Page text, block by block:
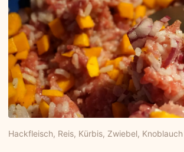
Hackfleisch, Reis, Kürbis, Zwiebel, Knoblauch